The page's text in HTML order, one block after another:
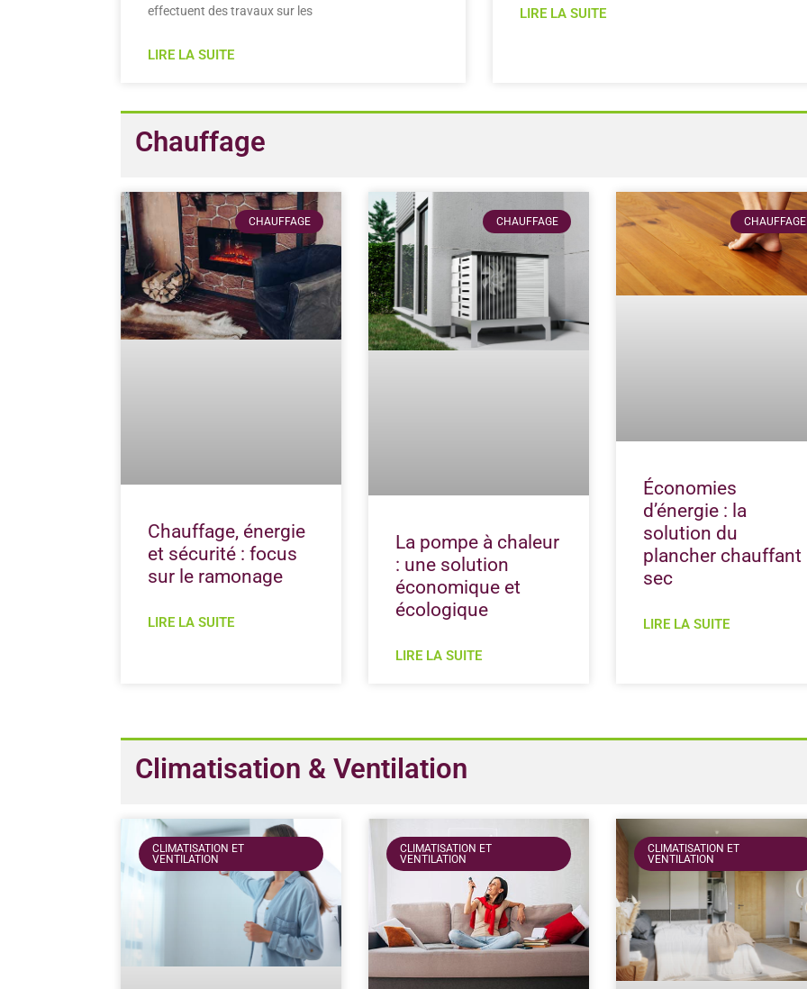
effectuent des travaux sur les
LIRE LA SUITE
LIRE LA SUITE
Chauffage
CHAUFFAGE
Chauffage, énergie
et sécurité : focus
sur le ramonage
LIRE LA SUITE
CHAUFFAGE
La pompe à chaleur
: une solution
économique et
écologique
LIRE LA SUITE
CHAUFFAGE
Économies
d’énergie : la
solution du
plancher chauffant
sec
LIRE LA SUITE
Climatisation & Ventilation
CLIMATISATION ET
VENTILATION
CLIMATISATION ET
VENTILATION
CLIMATISATION ET
VENTILATION